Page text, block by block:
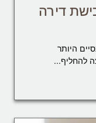
דירה
היותר
להחליף...